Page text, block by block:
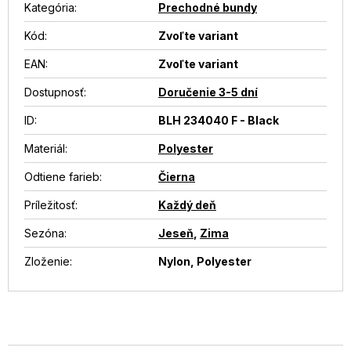
Kategória: Prechodné bundy
Kód: Zvoľte variant
EAN: Zvoľte variant
Dostupnosť: Doručenie 3-5 dní
ID: BLH 234040 F - Black
Materiál: Polyester
Odtiene farieb: Čierna
Príležitosť: Každý deň
Sezóna: Jeseň Zima
Zloženie: Nylon, Polyester